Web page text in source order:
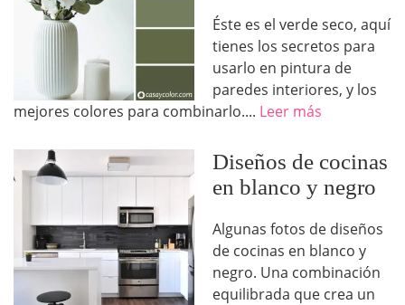
Éste es el verde seco, aquí
tienes los secretos para
usarlo en pintura de
paredes interiores, y los
mejores colores para combinarlo.... Leer más
Diseños de cocinas
en blanco y negro
Algunas fotos de diseños
de cocinas en blanco y
negro. Una combinación
equilibrada que crea un